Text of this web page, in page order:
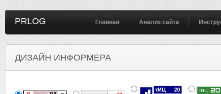
PRLOG Главная Анализ сайта
ДИЗАЙН ИНФОРМЕРА